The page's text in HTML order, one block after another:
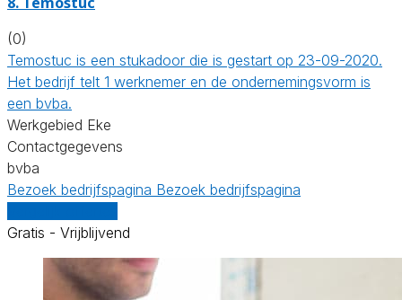
(0)
Temostuc is een stukadoor die is gestart op 23-09-2020.
Het bedrijf telt 1 werknemer en de ondernemingsvorm is
een bvba.
Werkgebied Eke
Contactgegevens
bvba
Bezoek bedrijfspagina Bezoek bedrijfspagina
Gratis - Vrijblijvend